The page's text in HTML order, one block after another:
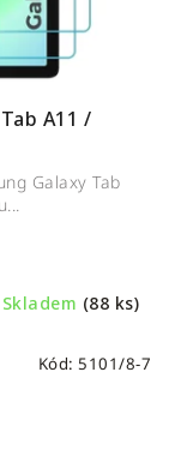
A11 /
Skladem (88 ks)
Galaxy Tab
Kód: 5101/8-7